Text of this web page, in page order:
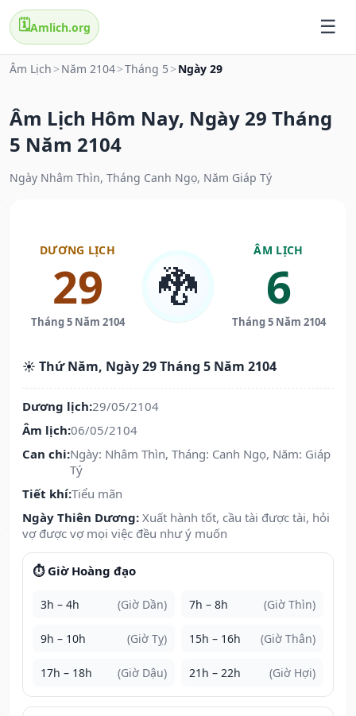
🗓️Amlich.org
Âm Lịch > Năm 2104>Tháng 5 > Ngày 29
Âm Lịch Hôm Nay, Ngày 29 Tháng
5 Năm 2104
Ngày Nhâm Thìn, Tháng Canh Ngọ, Năm Giáp Tý
DƯƠNG LỊCH
29
Tháng 5 Năm 2104
🐉
ÂM LỊCH
6
Tháng 5 Năm 2104
☀️ Thứ Năm, Ngày 29 Tháng 5 Năm 2104
Dương lịch:29/05/2104
Âm lịch:06/05/2104
Can chi:Ngày: Nhâm Thìn, Tháng: Canh Ngọ, Năm: Giáp
Tý
Tiết khí:Tiểu mãn
Ngày Thiên Dương: Xuất hành tốt, cầu tài được tài, hỏi
vợ được vợ mọi việc đều như ý muốn
⏱️ Giờ Hoàng đạo
3h – 4h (Giờ Dần) 7h – 8h (Giờ Thìn)
9h – 10h (Giờ Tỵ) 15h – 16h (Giờ Thân)
17h – 18h (Giờ Dậu) 21h – 22h (Giờ Hợi)